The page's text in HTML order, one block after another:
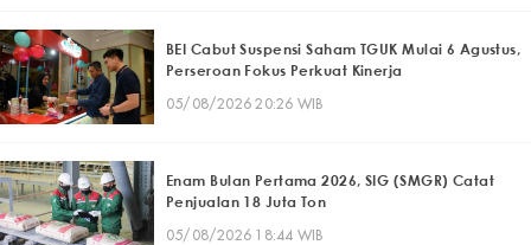
BEI Cabut Suspensi Saham TGUK Mulai 6 Agustus,
Perseroan Fokus Perkuat Kinerja
05/08/2026 20:26 WIB
Enam Bulan Pertama 2026, SIG (SMGR) Catat
Penjualan 18 Juta Ton
05/08/2026 18:44 WIB